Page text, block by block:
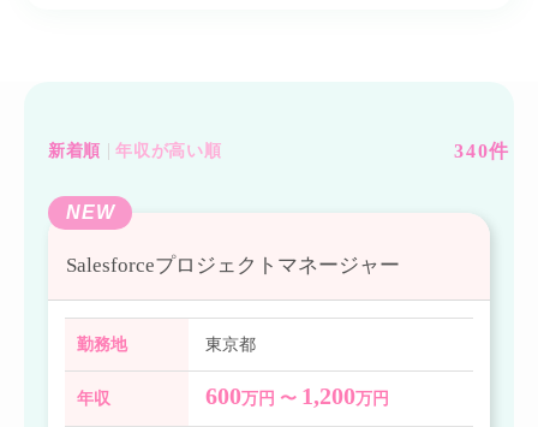
340件
新着順 年収が高い順
NEW
Salesforceプロジェクトマネージャー
勤務地 東京都
年収 600万円 〜 1,200万円